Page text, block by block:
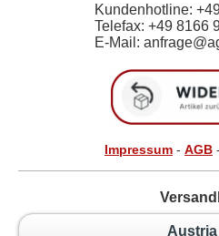
Kundenhotline:
Telefax: +49 8166
E-Mail:
Impressum - AGB -
Austria